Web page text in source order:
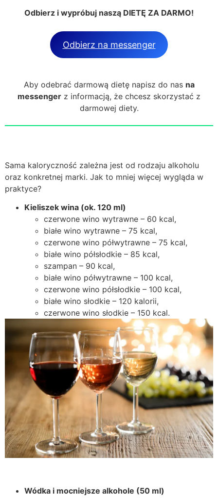
Odbierz i wypróbuj naszą DIETĘ ZA DARMO!
Odbierz na messenger
Aby odebrać darmową dietę napisz do nas na
messenger z informacją, że chcesz skorzystać z
darmowej diety.
Sama kaloryczność zależna jest od rodzaju alkoholu
oraz konkretnej marki. Jak to mniej więcej wygląda w
praktyce?
Kieliszek wina (ok. 120 ml)
czerwone wino wytrawne – 60 kcal,
białe wino wytrawne – 75 kcal,
czerwone wino półwytrawne – 75 kcal,
białe wino półsłodkie – 85 kcal,
szampan – 90 kcal,
białe wino półwytrawne – 100 kcal,
czerwone wino półsłodkie – 100 kcal,
białe wino słodkie – 120 kalorii,
czerwone wino słodkie – 150 kcal.
Wódka i mocniejsze alkohole (50 ml)